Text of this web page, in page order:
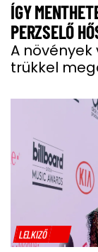
ÍGY
PERZSELŐ
A
trükkel
LELKIZŐ